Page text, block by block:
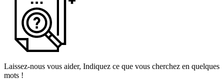
Laissez-nous vous aider, Indiquez ce que vous cherchez en quelques
mots !